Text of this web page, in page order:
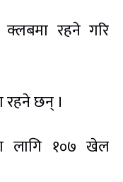
क्लबमा रहने गरि
रहने छन् ।
लागि १०७ खेल